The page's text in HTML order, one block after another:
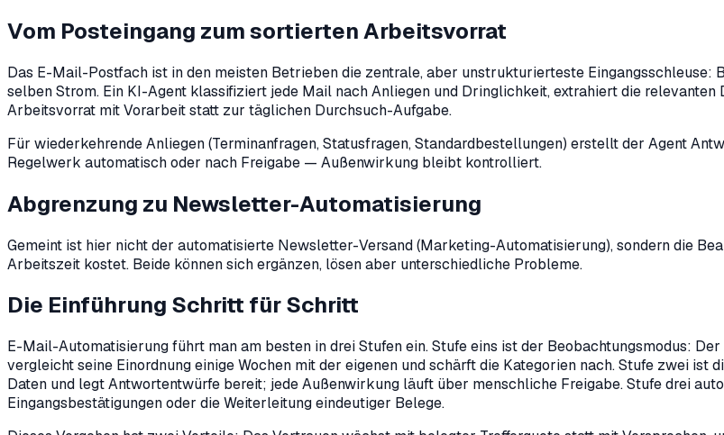
Vom Posteingang zum sortierten Arbeitsvorrat
Das E-Mail-Postfach ist in den meisten Betrieben die zentrale, aber unstrukturierteste Eingangsschleuse:
selben Strom. Ein KI-Agent klassifiziert jede Mail nach Anliegen und Dringlichkeit, extrahiert die
Arbeitsvorrat mit Vorarbeit statt zur täglichen Durchsuch-Aufgabe.
Für wiederkehrende Anliegen (Terminanfragen, Statusfragen, Standardbestellungen) erstellt der Agent
Regelwerk automatisch oder nach Freigabe — Außenwirkung bleibt kontrolliert.
Abgrenzung zu Newsletter-Automatisierung
Gemeint ist hier nicht der automatisierte Newsletter-Versand (Marketing-Automatisierung), sondern die
Arbeitszeit kostet. Beide können sich ergänzen, lösen aber unterschiedliche Probleme.
Die Einführung Schritt für Schritt
E-Mail-Automatisierung führt man am besten in drei Stufen ein. Stufe eins ist der Beobachtungsmodus:
vergleicht seine Einordnung einige Wochen mit der eigenen und schärft die Kategorien nach. Stufe zwei
Daten und legt Antwortentwürfe bereit; jede Außenwirkung läuft über menschliche Freigabe. Stufe drei
Eingangsbestätigungen oder die Weiterleitung eindeutiger Belege.